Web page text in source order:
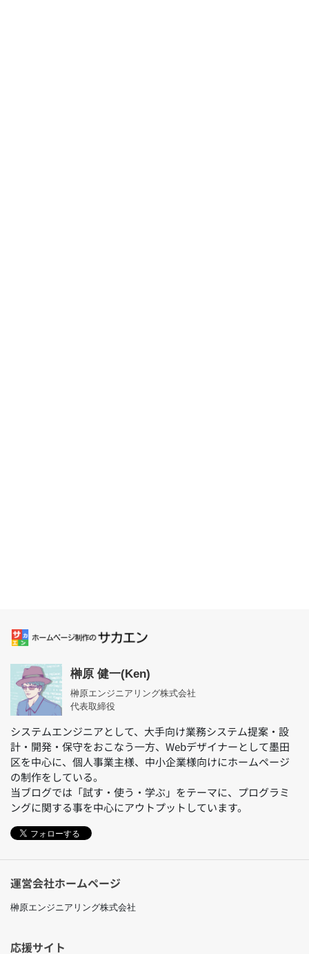
榊原 健一(Ken)
榊原エンジニアリング株式会社
代表取締役
システムエンジニアとして、大手向け業務システム提案・設
計・開発・保守をおこなう一方、Webデザイナーとして墨田
区を中心に、個人事業主様、中小企業様向けにホームページ
の制作をしている。
当ブログでは「試す・使う・学ぶ」をテーマに、プログラミ
ングに関する事を中心にアウトプットしています。
フォローする
運営会社ホームページ
榊原エンジニアリング株式会社
応援サイト